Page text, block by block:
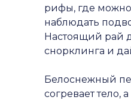
рифы, где
наблюдать
Настоящий рай
снорклинга и
Белоснежный
согревает тело,